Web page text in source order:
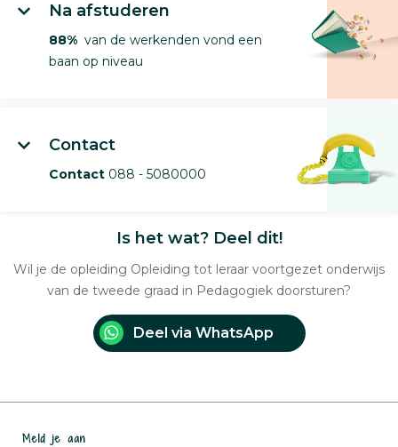
Na afstuderen
88% van de werkenden vond een
baan op niveau
Contact
Contact 088 - 5080000
Is het wat? Deel dit!
Wil je de opleiding Opleiding tot leraar voortgezet onderwijs
van de tweede graad in Pedagogiek doorsturen?
Deel via WhatsApp
Meld je aan